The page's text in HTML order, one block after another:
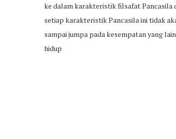
ke dalam karakteristik filsafat Pancasila
setiap karakteristik Pancasila ini tidak
sampai jumpa pada kesempatan yang
hidup